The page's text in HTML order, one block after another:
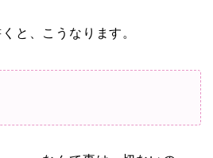
と、こうなります。